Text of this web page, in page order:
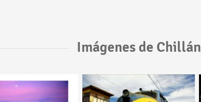
Imágenes de Chillán